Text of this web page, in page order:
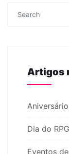
Artigos
Dia do
Eventos